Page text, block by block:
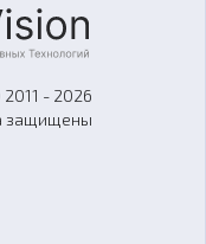
- 2026
защищены